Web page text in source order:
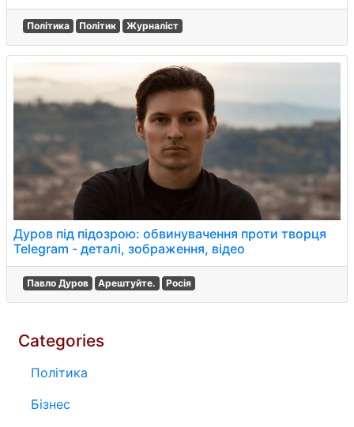
Політика Політик Журналіст
Дуров під підозрою: обвинувачення проти творця
Telegram - деталі, зображення, відео
Павло Дуров Арештуйте. Росія
Categories
Політика
Бізнес